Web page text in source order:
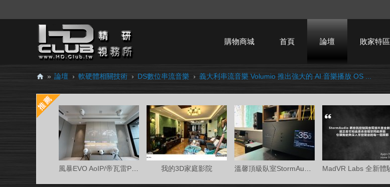
購物商城 首頁 論壇 敗家特區
D.
Cl
» 論壇 › 軟硬體相關技術 › DS數位串流音樂 › 義大利串流音樂 Volumio 推出強大的 AI 音樂播放 OS ...
我的3D家庭影院